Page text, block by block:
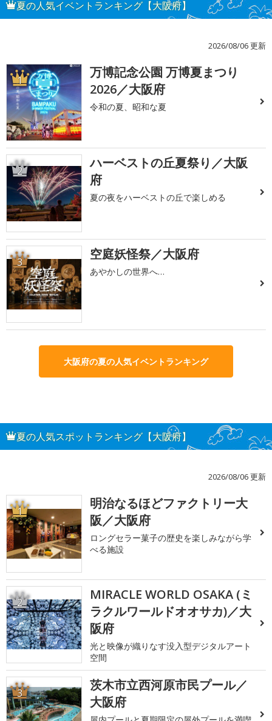
夏の人気イベントランキング【大阪府】
2026/08/06 更新
1
万博記念公園 万博夏まつり
2026／大阪府
令和の夏、昭和な夏
2
ハーベストの丘夏祭り／大阪
府
夏の夜をハーベストの丘で楽しめる
3 空庭妖怪祭／大阪府
あやかしの世界へ…
大阪府の夏の人気イベントランキング
夏の人気スポットランキング【大阪府】
2026/08/06 更新
1
明治なるほどファクトリー大
阪／大阪府
ロングセラー菓子の歴史を楽しみながら学
べる施設
2
MIRACLE WORLD OSAKA (ミ
ラクルワールドオオサカ)／大
阪府
光と映像が織りなす没入型デジタルアート
空間
3
茨木市立西河原市民プール／
大阪府